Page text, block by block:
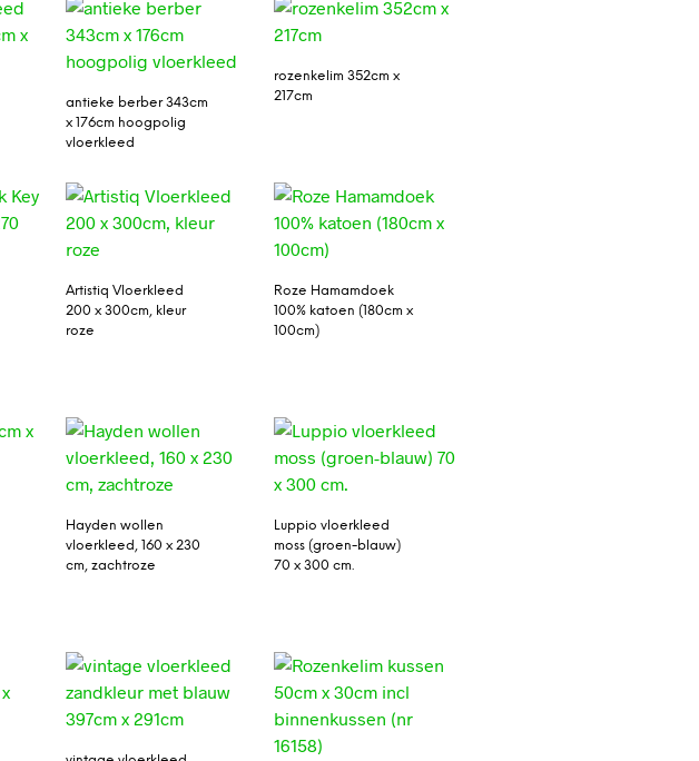
antieke berber 343cm
x 176cm hoogpolig
vloerkleed
rozenkelim 352cm x
217cm
Artistiq Vloerkleed
200 x 300cm, kleur
roze
Roze Hamamdoek
100% katoen (180cm x
100cm)
Hayden wollen
vloerkleed, 160 x 230
cm, zachtroze
Luppio vloerkleed
moss (groen-blauw)
70 x 300 cm.